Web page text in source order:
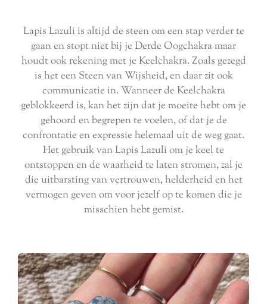
Lapis Lazuli is altijd de steen om een stap verder te
gaan en stopt niet bij je Derde Oogchakra maar
houdt ook rekening met je Keelchakra. Zoals gezegd
is het een Steen van Wijsheid, en daar zit ook
communicatie in. Wanneer de Keelchakra
geblokkeerd is, kan het zijn dat je moeite hebt om je
gehoord en begrepen te voelen, of dat je de
confrontatie en expressie helemaal uit de weg gaat.
Het gebruik van Lapis Lazuli om je keel te
ontstoppen en de waarheid te laten stromen, zal je
die uitbarsting van vertrouwen, helderheid en het
vermogen geven om voor jezelf op te komen die je
misschien hebt gemist.